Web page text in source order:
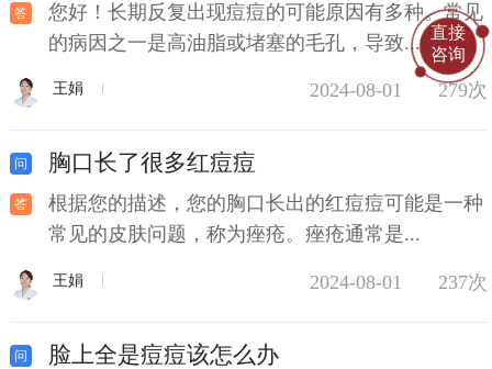
您好！长期反复出现痘痘的可能原因有多种。常见
的病因之一是高油脂或堵塞的毛孔，导致...
王娟 2024-08-01 279次
胸口长了很多红痘痘
根据您的描述，您的胸口长出的红痘痘可能是一种
常见的皮肤问题，称为痤疮。痤疮通常是...
王娟 2024-08-01 237次
脸上全是痘痘该怎么办
直接
咨询